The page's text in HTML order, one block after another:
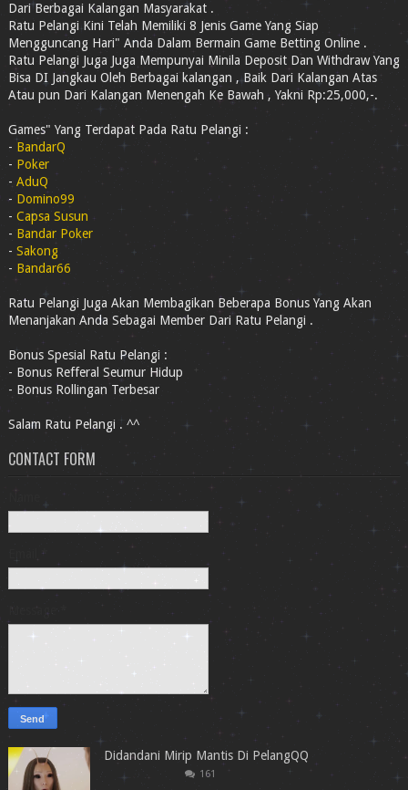
Dari Berbagai Kalangan Masyarakat .
Ratu Pelangi Kini Telah Memiliki 8 Jenis Game Yang Siap
Mengguncang Hari" Anda Dalam Bermain Game Betting Online .
Ratu Pelangi Juga Juga Mempunyai Minila Deposit Dan Withdraw Yang
Bisa DI Jangkau Oleh Berbagai kalangan , Baik Dari Kalangan Atas
Atau pun Dari Kalangan Menengah Ke Bawah , Yakni Rp:25,000,-.
Games" Yang Terdapat Pada Ratu Pelangi :
- BandarQ
- Poker
- AduQ
- Domino99
- Capsa Susun
- Bandar Poker
- Sakong
- Bandar66
Ratu Pelangi Juga Akan Membagikan Beberapa Bonus Yang Akan
Menanjakan Anda Sebagai Member Dari Ratu Pelangi .
Bonus Spesial Ratu Pelangi :
- Bonus Refferal Seumur Hidup
- Bonus Rollingan Terbesar
Salam Ratu Pelangi . ^^
CONTACT FORM
*
Message
Didandani Mirip Mantis Di PelangQQ
161